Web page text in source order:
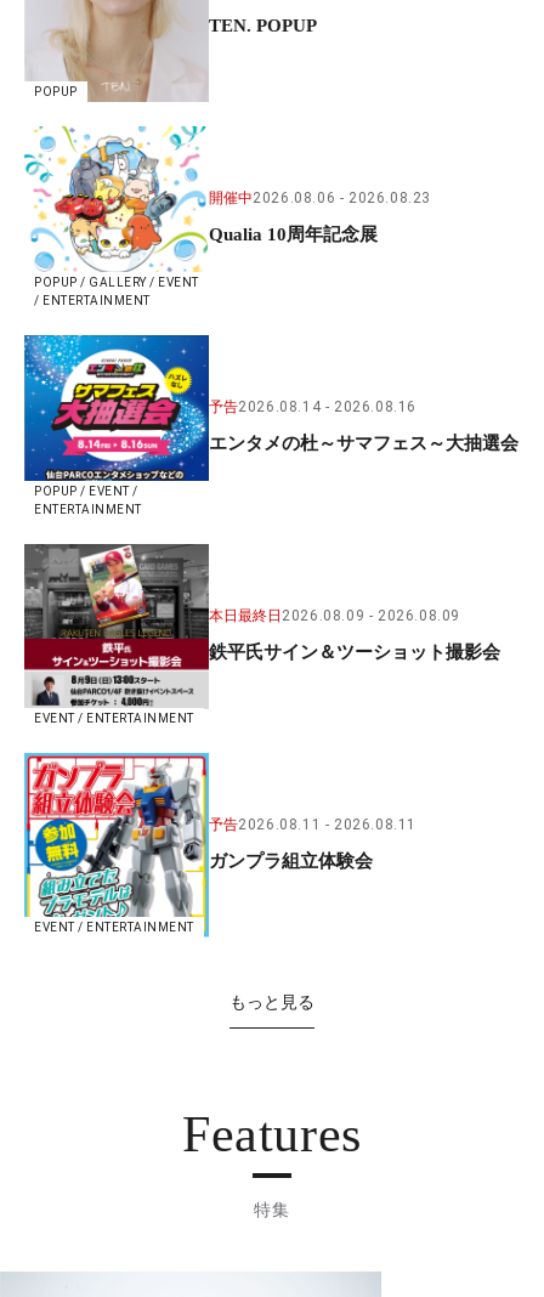
POPUP
TEN. POPUP
POPUP / GALLERY / EVENT
/ ENTERTAINMENT
開催中2026.08.06 2026.08.23
Qualia 10周年記念展
POPUP / EVENT /
ENTERTAINMENT
予告2026.08.14 2026.08.16
エンタメの杜～サマフェス～大抽選会
EVENT / ENTERTAINMENT
本日最終日 2026.08.09 2026.08.09
鉄平氏サイン＆ツーショット撮影会
EVENT / ENTERTAINMENT
予告2026.08.11 2026.08.11
ガンプラ組立体験会
もっと見る
Features
特集